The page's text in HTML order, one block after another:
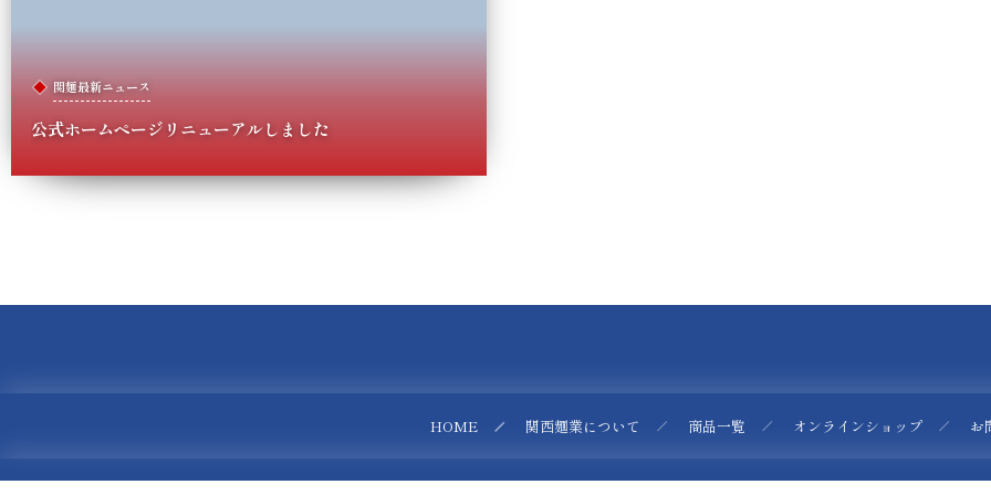
関麺最新ニュース
公式ホームページリニューアルしました
HOME 関西麺業について 商品一覧 オンラインショップ お